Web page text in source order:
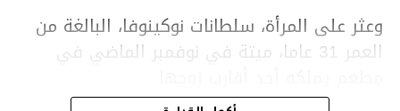
وعثر على المرأة، سلطانات نوكينوفا، البالغة من
العمر 31 عاما، ميتة في نوفمبر الماضي في